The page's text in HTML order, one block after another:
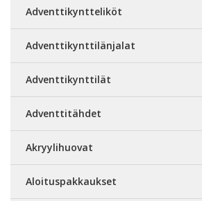
Adventtikyntteliköt
Adventtikynttilänjalat
Adventtikynttilät
Adventtitähdet
Akryylihuovat
Aloituspakkaukset